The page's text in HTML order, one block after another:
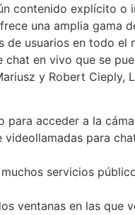
contenido explícito
una amplia gama
usuarios en todo el
en vivo que se
y Robert Cieply,
para acceder a la
para
servicios
ventanas en las que